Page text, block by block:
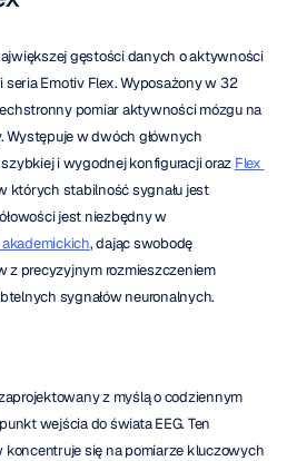
gęstości danych o aktywności
Emotiv Flex. Wyposażony w 32
pomiar aktywności mózgu na
Występuje w dwóch głównych
i wygodnej konfiguracji oraz Flex
których stabilność sygnału jest
jest niezbędny w
, dając swobodę
z precyzyjnym rozmieszczeniem
sygnałów neuronalnych.
z myślą o codziennym
wejścia do świata EEG. Ten
koncentruje się na pomiarze kluczowych